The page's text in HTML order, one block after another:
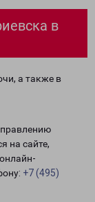
в
а также в
на сайте,
+7 (495)